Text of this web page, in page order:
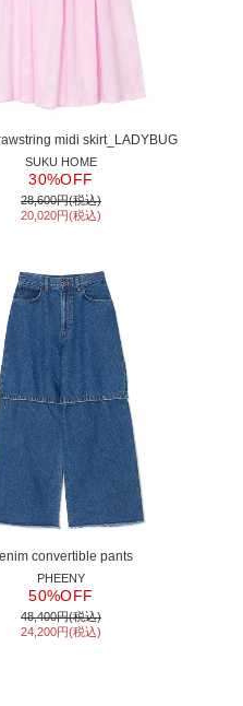
midi skirt_LADYBUG
SUKU HOME
30%OFF
28,600円(税込)
20,020円(税込)
convertible pants
PHEENY
50%OFF
48,400円(税込)
24,200円(税込)